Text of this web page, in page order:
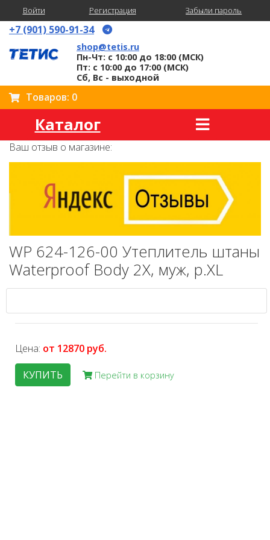
Войти Регистрация Забыли пароль
+7 (901) 590-91-34
shop@tetis.ru
Пн-Чт: с 10:00 до 18:00 (МСК)
Пт: с 10:00 до 17:00 (МСК)
Сб, Вс - выходной
Товаров: 0
Каталог
Ваш отзыв о магазине:
WP 624-126-00 Утеплитель штаны
Waterproof Body 2X, муж, р.XL
Цена: от 12870 руб.
КУПИТЬ
Перейти в корзину